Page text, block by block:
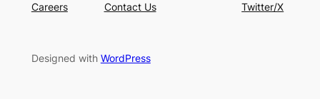
Careers
Contact Us
Twitter/X
Designed with WordPress